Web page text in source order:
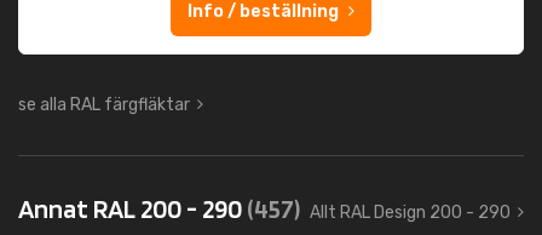
Info / beställning
se alla RAL färgfläktar
Annat RAL 200 - 290(457) Allt RAL Design 200 - 290